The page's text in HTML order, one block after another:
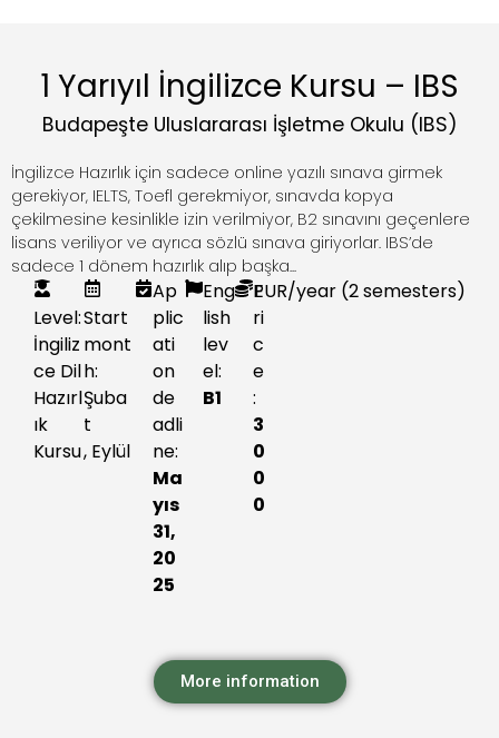
1 Yarıyıl İngilizce Kursu – IBS
Budapeşte Uluslararası İşletme Okulu (IBS)
İngilizce Hazırlık için sadece online yazılı sınava girmek
gerekiyor, IELTS, Toefl gerekmiyor, sınavda kopya
çekilmesine kesinlikle izin verilmiyor, B2 sınavını geçenlere
lisans veriliyor ve ayrıca sözlü sınava giriyorlar. IBS’de
sadece 1 dönem hazırlık alıp başka...
Level:
İngiliz
ce Dil
Hazırl
ık
Kursu
Start
mont
h:
Şuba
t
, Eylül
Ap
plic
ati
on
de
adli
ne:
Ma
yıs
31,
20
25
Eng
lish
lev
el:
B1
P
ri
c
e
:
3
0
0
0
EUR/year (2 semesters)
More information